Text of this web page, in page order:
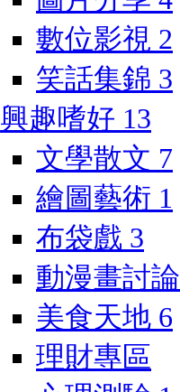
數位影視 2
笑話集錦 3
興趣嗜好 13
文學散文 7
繪圖藝術 1
布袋戲 3
動漫畫討論
美食天地 6
理財專區